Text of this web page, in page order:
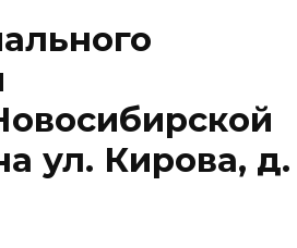
ул. Кирова, д.